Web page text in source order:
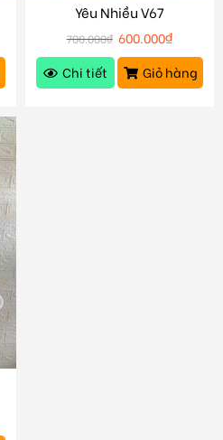
Yêu Nhiều V67
700.000₫ 600.000₫
Chi tiết
Giỏ hàng